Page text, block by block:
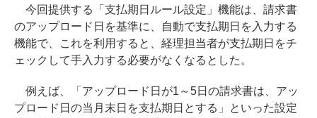
今回提供する「支払期日ルール設定」機能は、請求書
のアップロード日を基準に、自動で支払期日を入力する
機能で、これを利用すると、経理担当者が支払期日をチ
ェックして手入力する必要がなくなるとした。
例えば、「アップロード日が1～5日の請求書は、アッ
プロード日の当月末日を支払期日とする」といった設定